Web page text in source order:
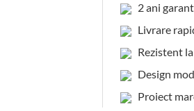
2 ani
Livrare
Rezistent la
Design
Proiect